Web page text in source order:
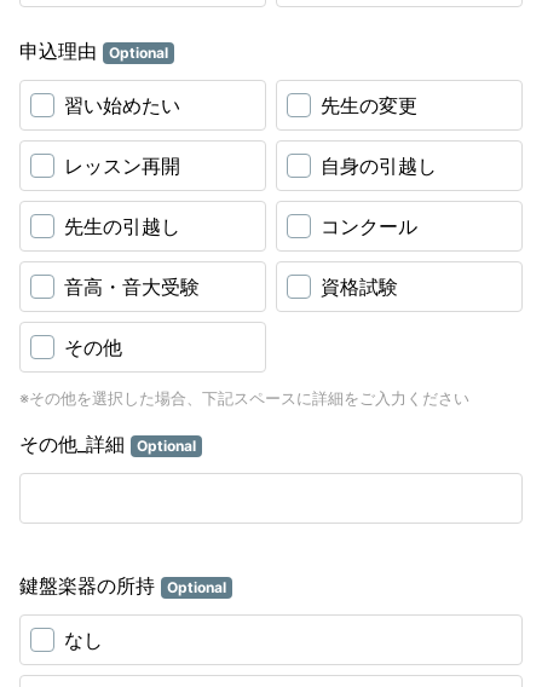
申込理由 Optional
習い始めたい 先生の変更
レッスン再開 自身の引越し
先生の引越し コンクール
音高・音大受験 資格試験
その他
※その他を選択した場合、下記スペースに詳細をご入力ください
その他_詳細 Optional
鍵盤楽器の所持 Optional
なし